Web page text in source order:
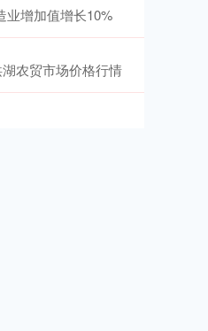
业增加值增长10%
农贸市场价格行情